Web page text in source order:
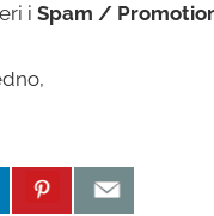
i Spam /